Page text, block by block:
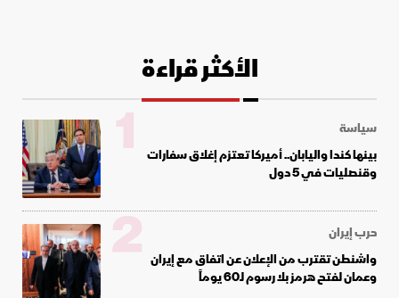
الأكثر قراءة
سياسة
بينها كندا واليابان.. أميركا تعتزم إغلاق سفارات
وقنصليات في 5 دول
1
حرب إيران
واشنطن تقترب من الإعلان عن اتفاق مع إيران
وعمان لفتح هرمز بلا رسوم لـ60 يوماً
2